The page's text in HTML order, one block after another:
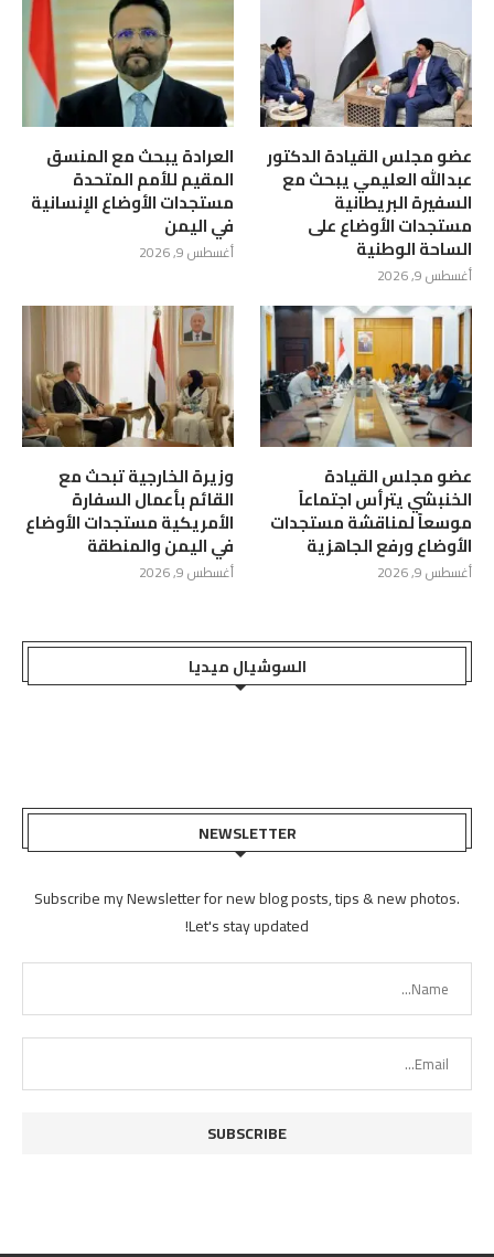
عضو مجلس القيادة الدكتور
عبدالله العليمي يبحث مع
السفيرة البريطانية
مستجدات الأوضاع على
الساحة الوطنية
أغسطس 9, 2026
العرادة يبحث مع المنسق
المقيم للأمم المتحدة
مستجدات الأوضاع الإنسانية
في اليمن
أغسطس 9, 2026
عضو مجلس القيادة
الخنبشي يترأس اجتماعاً
موسعاً لمناقشة مستجدات
الأوضاع ورفع الجاهزية
أغسطس 9, 2026
وزيرة الخارجية تبحث مع
القائم بأعمال السفارة
الأمريكية مستجدات الأوضاع
في اليمن والمنطقة
أغسطس 9, 2026
السوشيال ميديا
NEWSLETTER
Subscribe my Newsletter for new blog posts, tips & new photos.
Let's stay updated!